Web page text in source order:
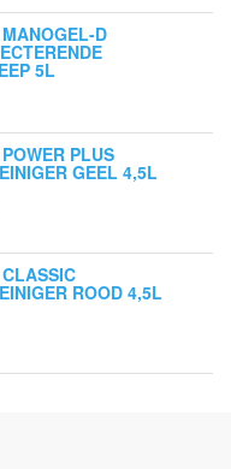
D
5L
PLUS
GEEL 4,5L
ROOD 4,5L